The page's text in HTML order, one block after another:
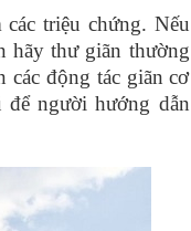
triệu chứng. Nếu
hãy thư giãn thường
các động tác giãn cơ
người hướng dẫn